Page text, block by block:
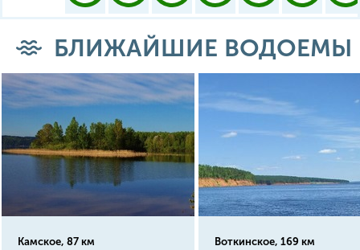
БЛИЖАЙШИЕ ВОДОЕМЫ
Камское, 87 км
Воткинское, 169 км